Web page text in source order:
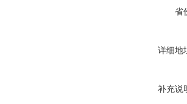
省
详细地
补充说